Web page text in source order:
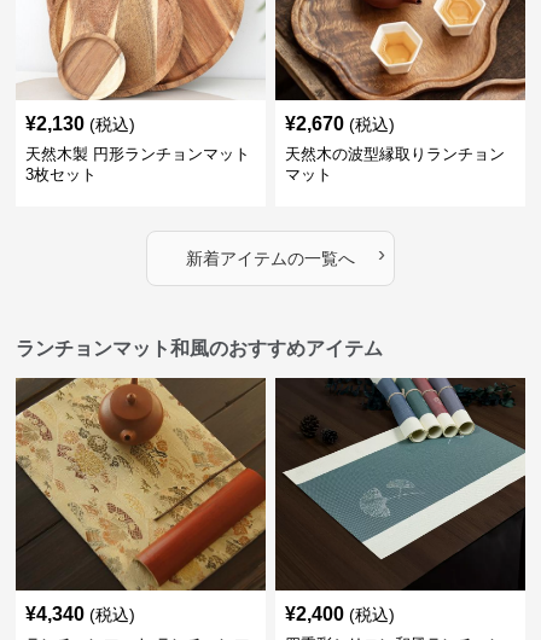
¥2,130 (税込)
天然木製 円形ランチョンマット
3枚セット
¥2,670 (税込)
天然木の波型縁取りランチョン
マット
新着アイテムの一覧へ ›
ランチョンマット和風のおすすめアイテム
¥4,340 (税込) ¥2,400 (税込)